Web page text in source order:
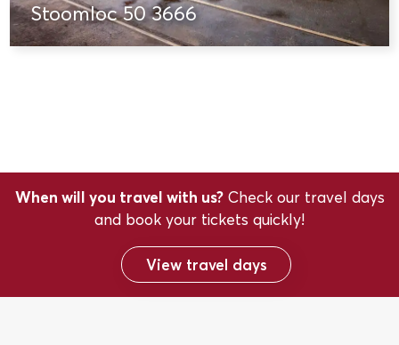
Stoomloc 50 3666
When will you travel with us?Check our travel days
and book your tickets quickly!
View travel days